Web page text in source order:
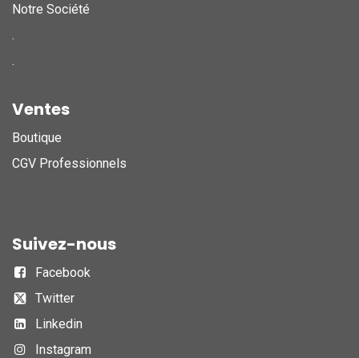
Notre Société
.
.
Ventes
Boutique
CGV Professionnels
Suivez-nous
Facebook
Twitter
Linkedin
Instagram